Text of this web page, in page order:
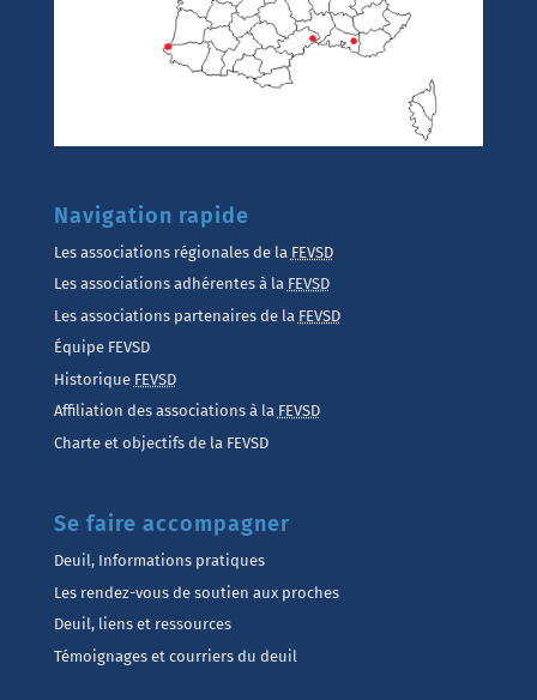
Navigation rapide
Les associations régionales de la FEVSD
Les associations adhérentes à la FEVSD
Les associations partenaires de la FEVSD
Équipe FEVSD
Historique FEVSD
Affiliation des associations à la FEVSD
Charte et objectifs de la FEVSD
Se faire accompagner
Deuil, Informations pratiques
Les rendez-vous de soutien aux proches
Deuil, liens et ressources
Témoignages et courriers du deuil